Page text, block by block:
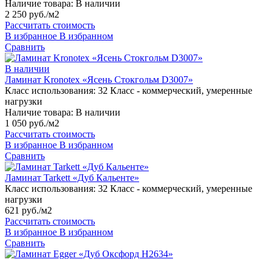
Наличие товара: В наличии
2 250 руб./м2
Рассчитать стоимость
В избранное В избранном
Сравнить
В наличии
Ламинат Kronotex «Ясень Стокгольм D3007»
Класс использования: 32 Класс - коммерческий, умеренные
нагрузки
Наличие товара: В наличии
1 050 руб./м2
Рассчитать стоимость
В избранное В избранном
Сравнить
Ламинат Tarkett «Дуб Кальенте»
Класс использования: 32 Класс - коммерческий, умеренные
нагрузки
621 руб./м2
Рассчитать стоимость
В избранное В избранном
Сравнить